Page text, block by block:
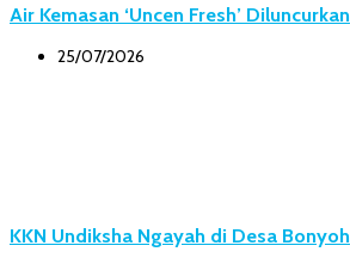
Air Kemasan ‘Uncen Fresh’ Diluncurkan
25/07/2026
KKN Undiksha Ngayah di Desa Bonyoh